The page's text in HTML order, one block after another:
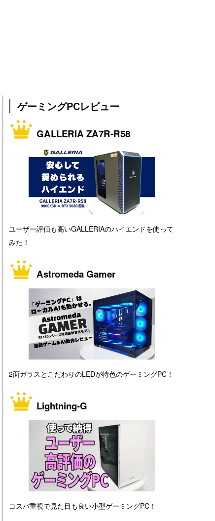
ゲーミングPCレビュー
GALLERIA ZA7R-R58
ユーザー評価も高いGALLERIAのハイエンドを使って
みた！
Astromeda Gamer
2面ガラスとこだわりのLEDが特色のゲーミングPC！
Lightning-G
コスパ重視で見た目も良い小型ゲーミングPC！